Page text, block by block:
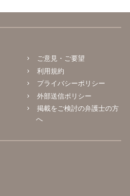
ご意見・ご要望
利用規約
プライバシーポリシー
外部送信ポリシー
掲載をご検討の弁護士の方
へ